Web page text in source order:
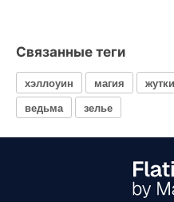
Связанные теги
хэллоуин магия
ведьма
зелье